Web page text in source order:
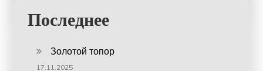
Последнее
Золотой топор
17.11.2025